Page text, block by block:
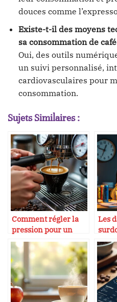
douces comme
Existe-t-il des moyens
sa consommation de
Oui, des outils
un suivi personnalisé,
cardiovasculaires pour
consommation.
Sujets Similaires :
Comment régler la
pression pour un
espresso réussi
Les